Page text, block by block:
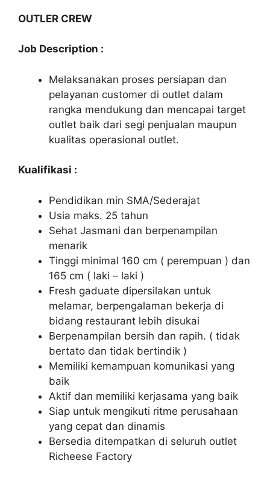
OUTLER CREW
Job Description :
Melaksanakan proses persiapan dan
pelayanan customer di outlet dalam
rangka mendukung dan mencapai target
outlet baik dari segi penjualan maupun
kualitas operasional outlet.
Kualifikasi :
Pendidikan min SMA/Sederajat
Usia maks. 25 tahun
Sehat Jasmani dan berpenampilan
menarik
Tinggi minimal 160 cm ( perempuan ) dan
165 cm ( laki – laki )
Fresh gaduate dipersilakan untuk
melamar, berpengalaman bekerja di
bidang restaurant lebih disukai
Berpenampilan bersih dan rapih. ( tidak
bertato dan tidak bertindik )
Memiliki kemampuan komunikasi yang
baik
Aktif dan memiliki kerjasama yang baik
Siap untuk mengikuti ritme perusahaan
yang cepat dan dinamis
Bersedia ditempatkan di seluruh outlet
Richeese Factory